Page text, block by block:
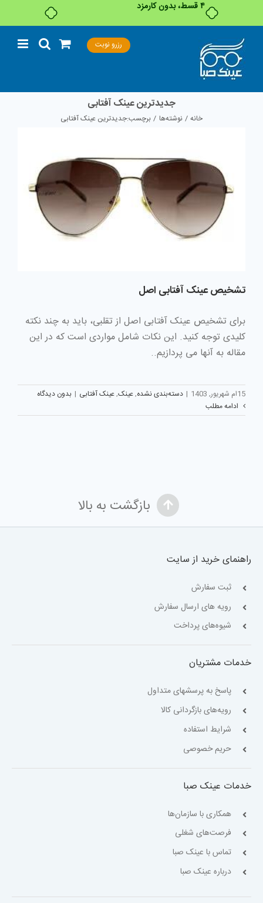
۴ قسط، بدون کارمزد
content
رزرو نوبت
جدیدترین عینک آفتابی
خانه نوشته‌ها برچسب:جدیدترین عینک آفتابی
تشخیص عینک آفتابی اصل
برای تشخیص عینک آفتابی اصل از تقلبی، باید به چند نکته
کلیدی توجه کنید. این نکات شامل مواردی است که در این
مقاله به آنها می پردازیم..
15ام شهریور, 1403 | دسته‌بندی نشده,عینک,عینک آفتابی | بدون دیدگاه
ادامه مطلب
بازگشت به بالا
راهنمای خرید از سایت
ثبت سفارش
رویه های ارسال سفارش
شیوه‌های پرداخت
خدمات مشتریان
پاسخ به پرسشهای متداول
رویه‌های بازگردانی کالا
شرایط استفاده
حریم خصوصی
خدمات عینک صبا
همکاری با سازمان‌ها
فرصت‌های شغلی
تماس با عینک صبا
درباره عینک صبا